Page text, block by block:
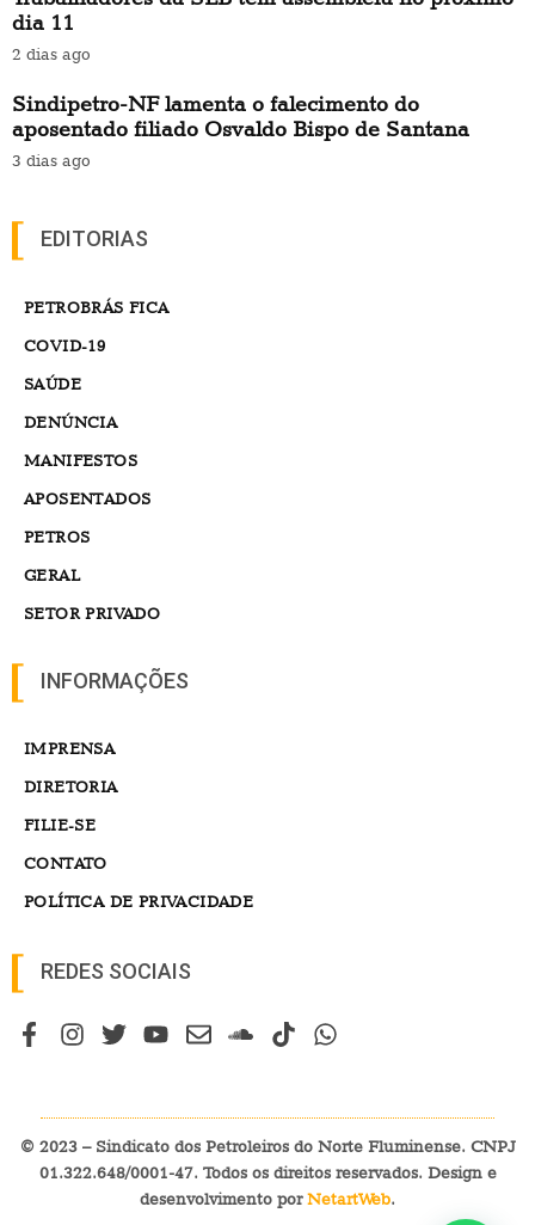
dia 11
2 dias ago
Sindipetro-NF lamenta o falecimento do
aposentado filiado Osvaldo Bispo de Santana
3 dias ago
EDITORIAS
PETROBRÁS FICA
COVID-19
SAÚDE
DENÚNCIA
MANIFESTOS
APOSENTADOS
PETROS
GERAL
SETOR PRIVADO
INFORMAÇÕES
IMPRENSA
DIRETORIA
FILIE-SE
CONTATO
POLÍTICA DE PRIVACIDADE
REDES SOCIAIS
© 2023 – Sindicato dos Petroleiros do Norte Fluminense. CNPJ
01.322.648/0001-47. Todos os direitos reservados. Design e
desenvolvimento porNetartWeb.